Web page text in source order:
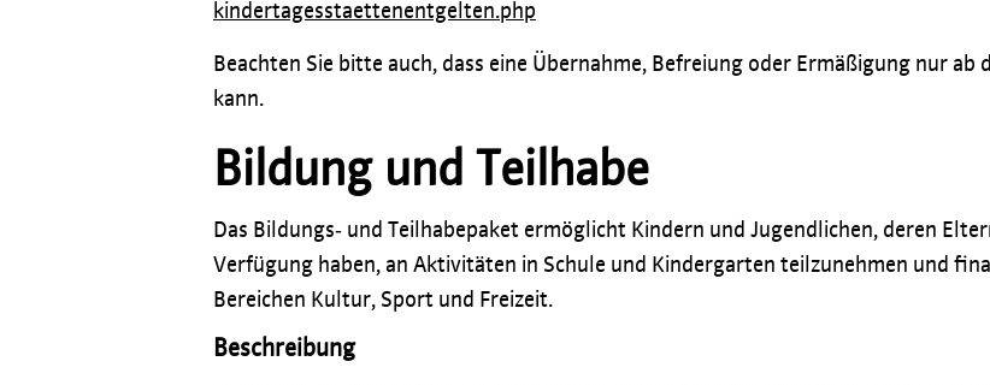
kindertagesstaettenentgelten.php
Beachten Sie bitte auch, dass eine Übernahme, Befreiung oder Ermäßigung nur
kann.
Bildung und Teilhabe
Das Bildungs‐ und Teilhabepaket ermöglicht Kindern und Jugendlichen, deren
Verfügung haben, an Aktivitäten in Schule und Kindergarten teilzunehmen und
Bereichen Kultur, Sport und Freizeit.
Beschreibung